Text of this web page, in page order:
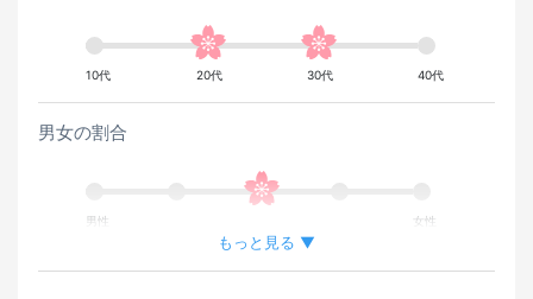
10代 20代 30代 40代
男女の割合
男性 女性
外国人が働いている割合
もっと見る ▼